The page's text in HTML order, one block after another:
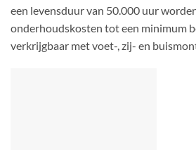
een levensduur van 50.000 uur
onderhoudskosten tot een minimum
verkrijgbaar met voet-, zij- en